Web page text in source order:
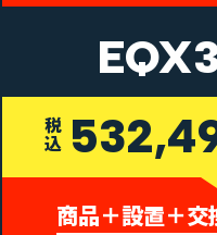
税込
商品＋設置＋交